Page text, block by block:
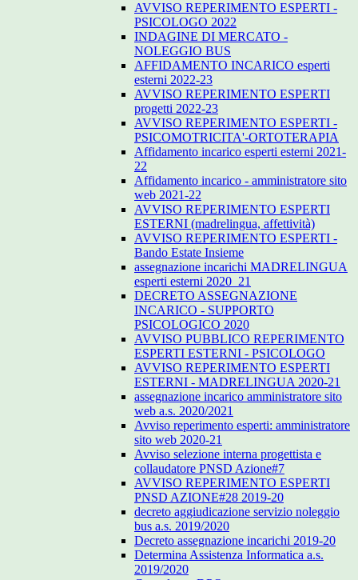
AVVISO REPERIMENTO ESPERTI -
PSICOLOGO 2022
INDAGINE DI MERCATO -
NOLEGGIO BUS
AFFIDAMENTO INCARICO esperti
esterni 2022-23
AVVISO REPERIMENTO ESPERTI
progetti 2022-23
AVVISO REPERIMENTO ESPERTI -
PSICOMOTRICITA'-ORTOTERAPIA
Affidamento incarico esperti esterni 2021-
22
Affidamento incarico - amministratore sito
web 2021-22
AVVISO REPERIMENTO ESPERTI
ESTERNI (madrelingua, affettività)
AVVISO REPERIMENTO ESPERTI -
Bando Estate Insieme
assegnazione incarichi MADRELINGUA
esperti esterni 2020_21
DECRETO ASSEGNAZIONE
INCARICO - SUPPORTO
PSICOLOGICO 2020
AVVISO PUBBLICO REPERIMENTO
ESPERTI ESTERNI - PSICOLOGO
AVVISO REPERIMENTO ESPERTI
ESTERNI - MADRELINGUA 2020-21
assegnazione incarico amministratore sito
web a.s. 2020/2021
Avviso reperimento esperti: amministratore
sito web 2020-21
Avviso selezione interna progettista e
collaudatore PNSD Azione#7
AVVISO REPERIMENTO ESPERTI
PNSD AZIONE#28 2019-20
decreto aggiudicazione servizio noleggio
bus a.s. 2019/2020
Decreto assegnazione incarichi 2019-20
Determina Assistenza Informatica a.s.
2019/2020